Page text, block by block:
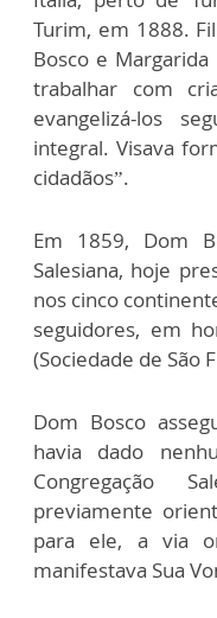
Turim, em 1888.
Bosco e
trabalhar com
evangelizá-los
integral. Visava
cidadãos”.
Em 1859, Dom
Salesiana, hoje
nos cinco
seguidores, em
(Sociedade de São
Dom Bosco
havia dado
Congregação
previamente
para ele, a via
manifestava Sua